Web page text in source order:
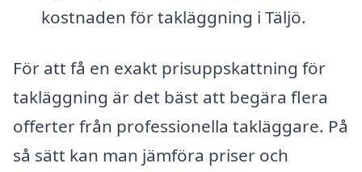
kostnaden för takläggning i Täljö.
För att få en exakt prisuppskattning för
takläggning är det bäst att begära flera
offerter från professionella takläggare. På
så sätt kan man jämföra priser och